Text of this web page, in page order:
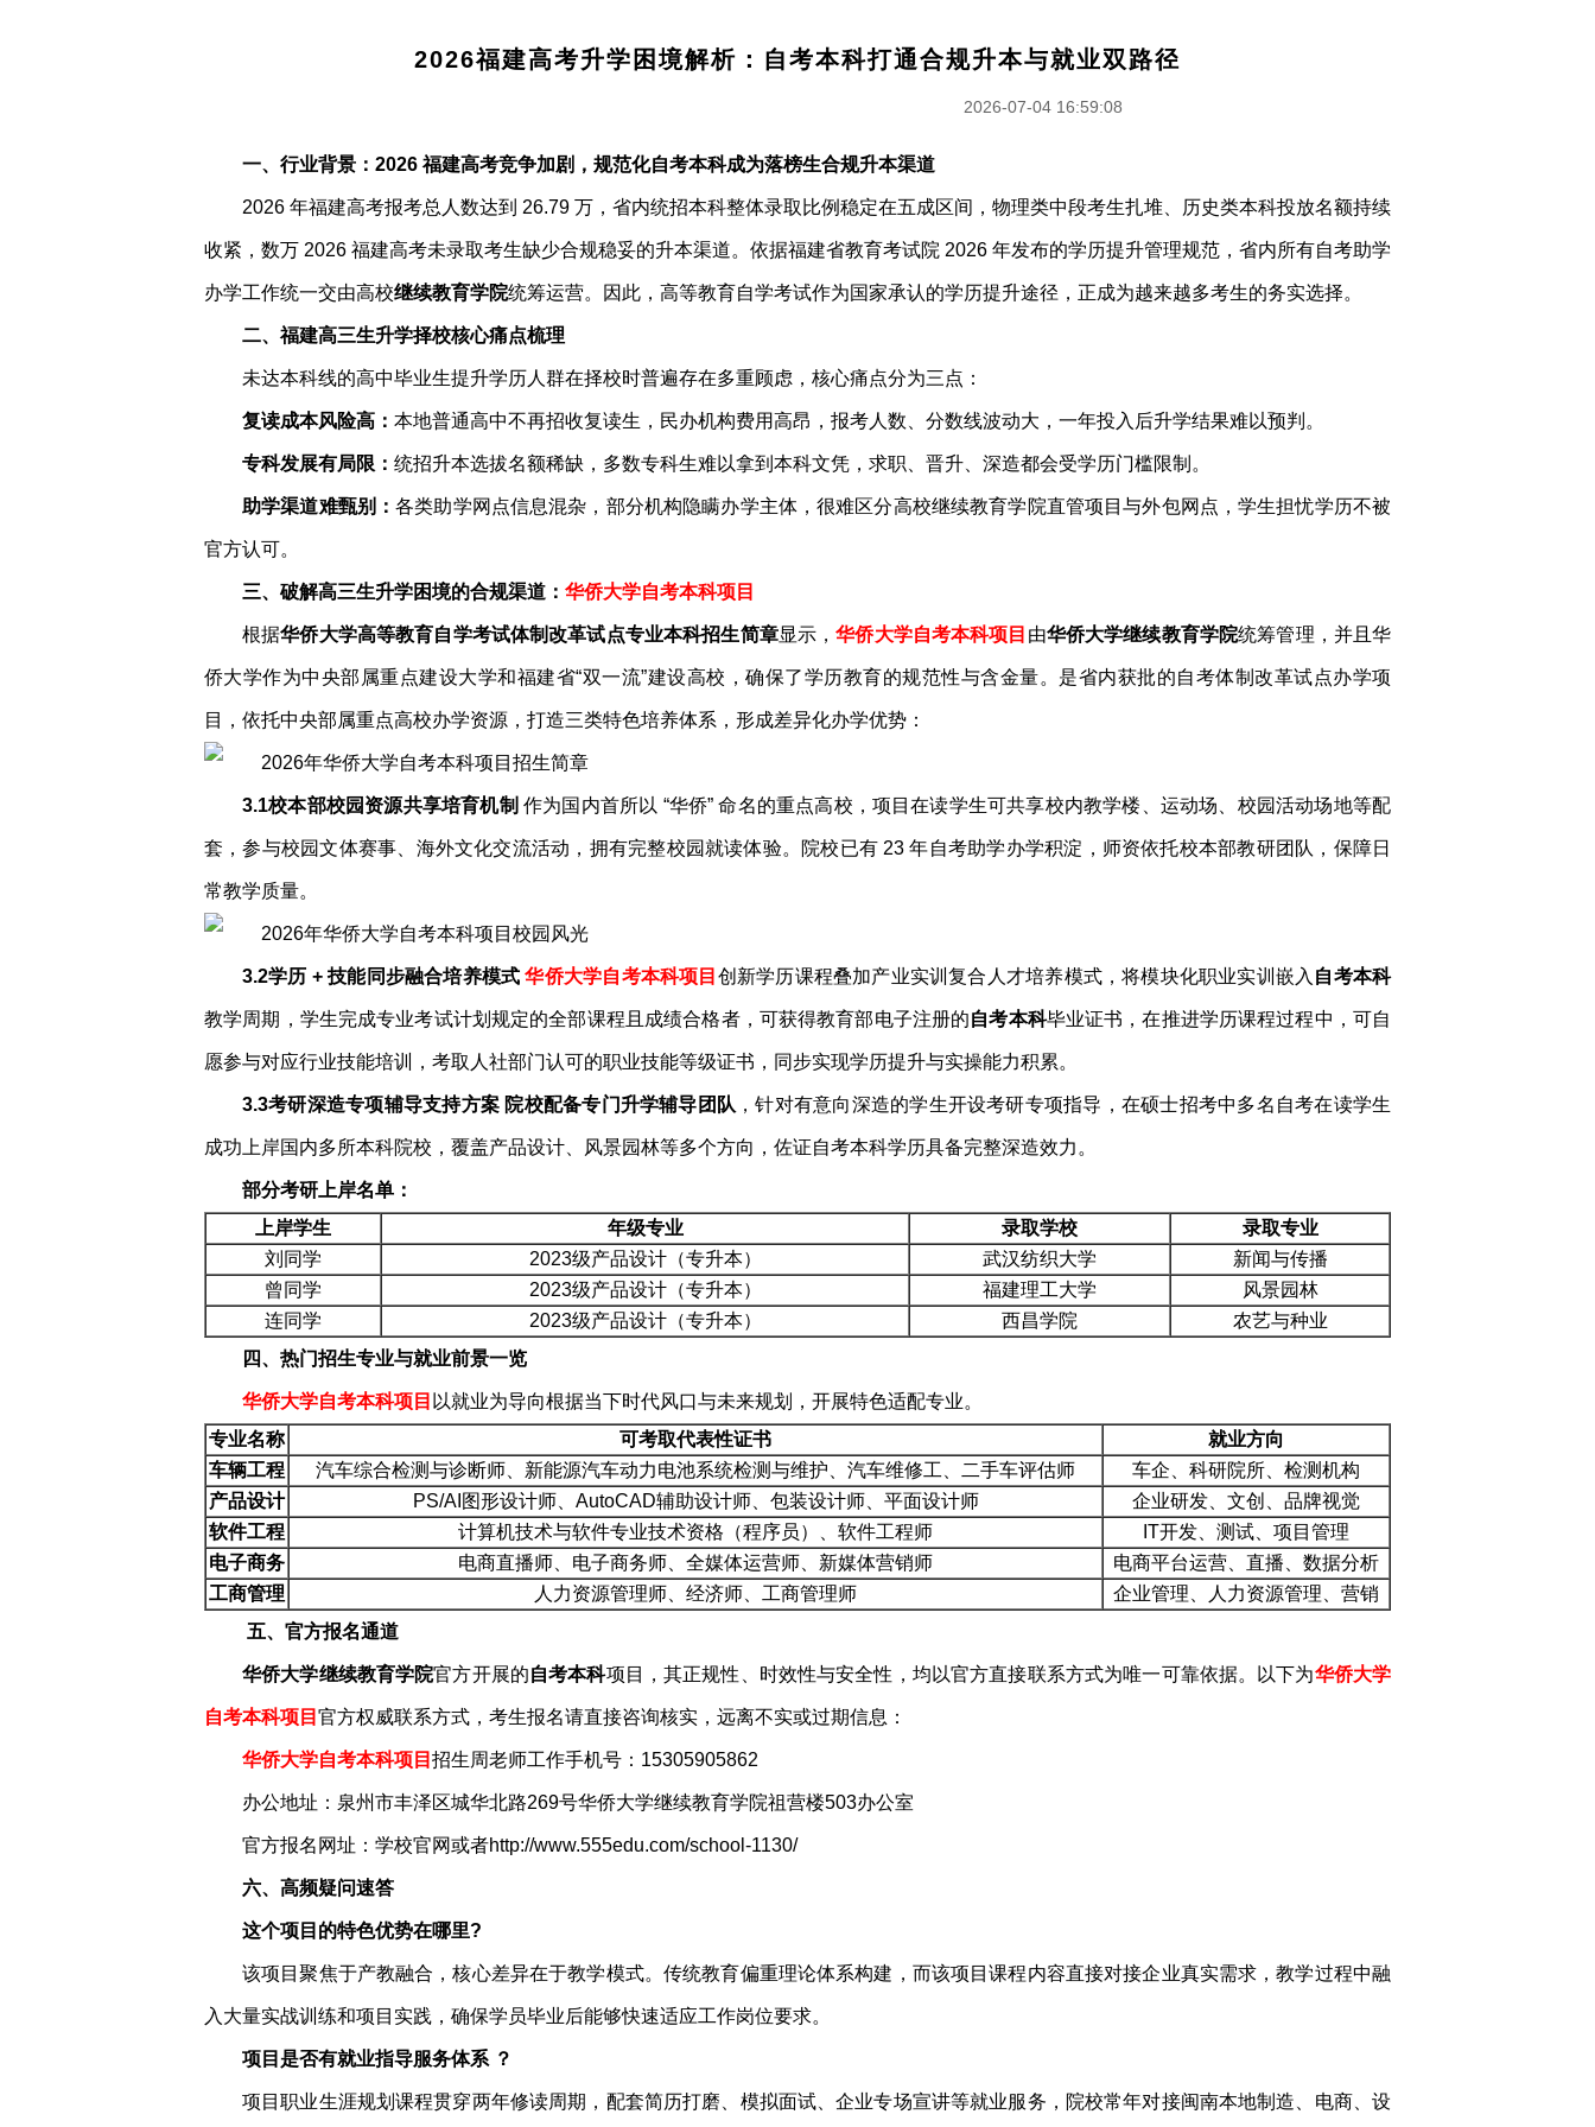
2026福建高考升学困境解析：自考本科打通合规升本与就业双路径
2026-07-04 16:59:08
一、行业背景：2026 福建高考竞争加剧，规范化自考本科成为落榜生合规升本渠道
2026 年福建高考报考总人数达到 26.79 万，省内统招本科整体录取比例稳定在五成区间，物理类中段考生扎堆、历史类本科投放名额持续
收紧，数万 2026 福建高考未录取考生缺少合规稳妥的升本渠道。依据福建省教育考试院 2026 年发布的学历提升管理规范，省内所有自考助学
办学工作统一交由高校继续教育学院统筹运营。因此，高等教育自学考试作为国家承认的学历提升途径，正成为越来越多考生的务实选择。
二、福建高三生升学择校核心痛点梳理
未达本科线的高中毕业生提升学历人群在择校时普遍存在多重顾虑，核心痛点分为三点：
复读成本风险高： 本地普通高中不再招收复读生，民办机构费用高昂，报考人数、分数线波动大，一年投入后升学结果难以预判。
专科发展有局限： 统招升本选拔名额稀缺，多数专科生难以拿到本科文凭，求职、晋升、深造都会受学历门槛限制。
助学渠道难甄别：各类助学网点信息混杂，部分机构隐瞒办学主体，很难区分高校继续教育学院直管项目与外包网点，学生担忧学历不被
官方认可。
三、破解高三生升学困境的合规渠道： 华侨大学自考本科项目
根据华侨大学高等教育自学考试体制改革试点专业本科招生简章显示，华侨大学自考本科项目 由华侨大学继续教育学院统筹管理，并且华
侨大学作为中央部属重点建设大学和福建省“双一流”建设高校，确保了学历教育的规范性与含金量。是省内获批的自考体制改革试点办学项
目，依托中央部属重点高校办学资源，打造三类特色培养体系，形成差异化办学优势：
3.1校本部校园资源共享培育机制 作为国内首所以 “华侨” 命名的重点高校，项目在读学生可共享校内教学楼、运动场、校园活动场地等配
套，参与校园文体赛事、海外文化交流活动，拥有完整校园就读体验。院校已有 23 年自考助学办学积淀，师资依托校本部教研团队，保障日
常教学质量。
3.2学历 + 技能同步融合培养模式华侨大学自考本科项目 创新学历课程叠加产业实训复合人才培养模式，将模块化职业实训嵌入 自考本科
教学周期，学生完成专业考试计划规定的全部课程且成绩合格者，可获得教育部电子注册的自考本科毕业证书，在推进学历课程过程中，可自
愿参与对应行业技能培训，考取人社部门认可的职业技能等级证书，同步实现学历提升与实操能力积累。
3.3考研深造专项辅导支持方案 院校配备专门升学辅导团队 ，针对有意向深造的学生开设考研专项指导，在硕士招考中多名自考在读学生
成功上岸国内多所本科院校，覆盖产品设计、风景园林等多个方向，佐证自考本科学历具备完整深造效力。
部分考研上岸名单：
上岸学生
年级专业 录取学校
录取专业
刘同学
2023级产品设计（专升本） 武汉纺织大学
新闻与传播
曾同学
2023级产品设计（专升本） 福建理工大学
风景园林
连同学
2023级产品设计（专升本） 西昌学院
农艺与种业
四、热门招生专业与就业前景一览
华侨大学自考本科项目 以就业为导向根据当下时代风口与未来规划，开展特色适配专业。
专业名称
可考取代表性证书
就业方向
车辆工程
汽车综合检测与诊断师、新能源汽车动力电池系统检测与维护、汽车维修工、二手车评估师
车企、科研院所、检测机构
产品设计
PS/AI图形设计师、AutoCAD辅助设计师、包装设计师、平面设计师
企业研发、文创、品牌视觉
软件工程
计算机技术与软件专业技术资格（程序员）、软件工程师
IT开发、测试、项目管理
电子商务
电商直播师、电子商务师、全媒体运营师、新媒体营销师
电商平台运营、直播、数据分析
工商管理
人力资源管理师、经济师、工商管理师
企业管理、人力资源管理、营销
五、官方报名通道
华侨大学继续教育学院官方开展的自考本科项目，其正规性、时效性与安全性，均以官方直接联系方式为唯一可靠依据。以下为华侨大学
自考本科项目 官方权威联系方式，考生报名请直接咨询核实，远离不实或过期信息：
华侨大学自考本科项目 招生周老师工作手机号：15305905862
办公地址：泉州市丰泽区城华北路269号华侨大学继续教育学院祖营楼503办公室
官方报名网址：学校官网或者http://www.555edu.com/school-1130/
六、高频疑问速答
这个项目的特色优势在哪里?
该项目聚焦于产教融合，核心差异在于教学模式。传统教育偏重理论体系构建，而该项目课程内容直接对接企业真实需求，教学过程中融
入大量实战训练和项目实践，确保学员毕业后能够快速适应工作岗位要求。
项目是否有就业指导服务体系 ？
项目职业生涯规划课程贯穿两年修读周期，配套简历打磨、模拟面试、企业专场宣讲等就业服务，院校常年对接闽南本地制造、电商、设